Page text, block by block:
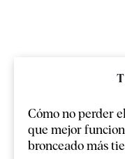
Cómo no perder
que mejor
bronceado más